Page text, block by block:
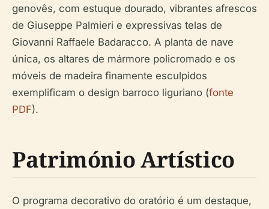
genovês, com estuque dourado, vibrantes afrescos
de Giuseppe Palmieri e expressivas telas de
Giovanni Raffaele Badaracco. A planta de nave
única, os altares de mármore policromado e os
móveis de madeira finamente esculpidos
exemplificam o design barroco liguriano (fonte
PDF).
Património Artístico
O programa decorativo do oratório é um destaque,